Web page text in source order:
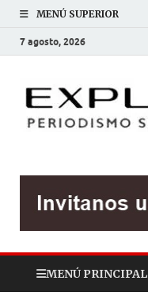
MENÚ SUPERIOR
7 agosto, 2026
MENÚ PRINCIPAL